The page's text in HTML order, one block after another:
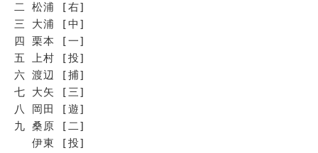
二 松浦 [右]
三 大浦 [中]
四 栗本 [一]
五 上村 [投]
六 渡辺 [捕]
七 大矢 [三]
八 岡田 [遊]
九 桑原 [二]
伊東 [投]